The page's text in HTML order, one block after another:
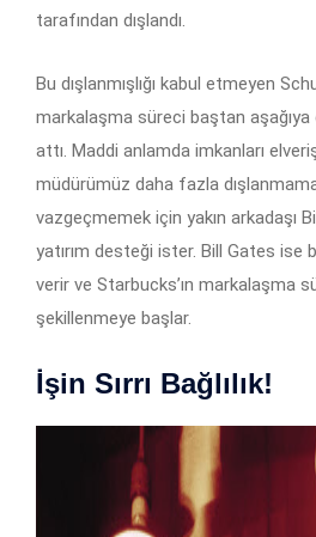
tarafından dışlandı.
Bu dışlanmışlığı kabul etmeyen
markalaşma süreci baştan aşağıya
attı. Maddi anlamda imkanları
müdürümüz daha fazla
vazgeçmemek için yakın arkadaşı
yatırım desteği ister. Bill Gates ise
verir ve Starbucks’ın markalaşma
şekillenmeye başlar.
İşin Sırrı Bağlılık!